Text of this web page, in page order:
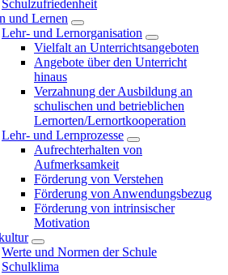
Schulzufriedenheit
und Lernen
Lehr- und Lernorganisation
Vielfalt an Unterrichtsangeboten
Angebote über den Unterricht
hinaus
Verzahnung der Ausbildung an
schulischen und betrieblichen
Lernorten/Lernortkooperation
Lehr- und Lernprozesse
Aufrechterhalten von
Aufmerksamkeit
Förderung von Verstehen
Förderung von Anwendungsbezug
Förderung von intrinsischer
Motivation
Werte und Normen der Schule
Schulklima